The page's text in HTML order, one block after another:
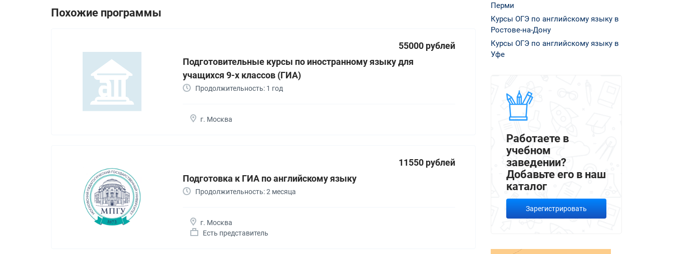
Похожие программы
55000 рублей
Подготовительные курсы по иностранному языку для
учащихся 9-х классов (ГИА)
Продолжительность: 1 год
г. Москва
11550 рублей
Подготовка к ГИА по английскому языку
Продолжительность: 2 месяца
г. Москва
Есть представитель
Перми
Курсы ОГЭ по английскому языку в
Ростове-на-Дону
Курсы ОГЭ по английскому языку в
Уфе
Работаете в
учебном
заведении?
Добавьте его в наш
каталог
Зарегистрировать